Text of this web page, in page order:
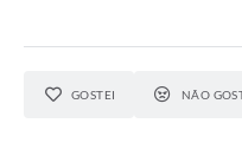
GOSTEI NÃO